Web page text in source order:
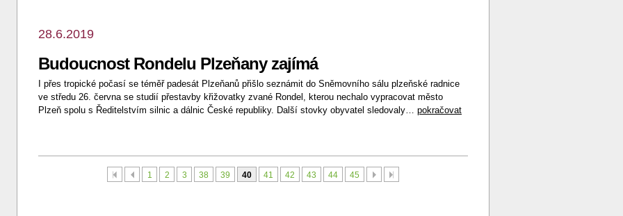
28.6.2019
Budoucnost Rondelu Plzeňany zajímá
I přes tropické počasí se téměř padesát Plzeňanů přišlo seznámit do Sněmovního sálu plzeňské radnice
ve středu 26. června se studií přestavby křižovatky zvané Rondel, kterou nechalo vypracovat město
Plzeň spolu s Ředitelstvím silnic a dálnic České republiky. Další stovky obyvatel sledovaly… pokračovat
PrvníPředchozí
1 2 3 38 39 40 41 42 43 44 45 DalšíPoslední